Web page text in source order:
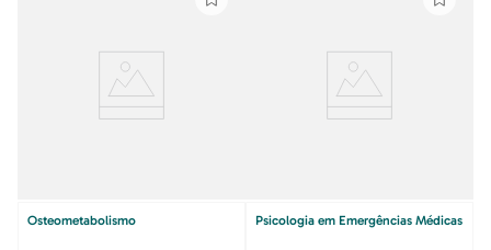
Osteometabolismo Psicologia em Emergências Médicas